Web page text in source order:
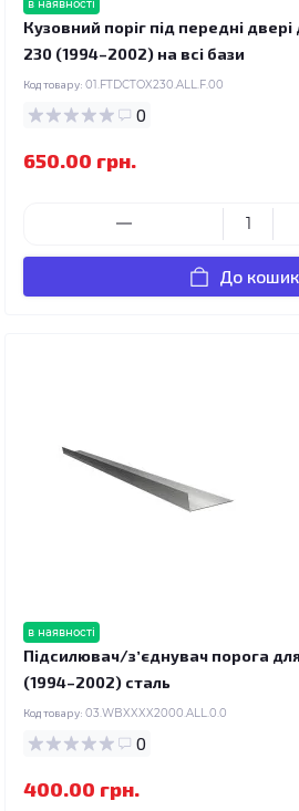
в наявності
Кузовний поріг під передні
230 (1994–2002) на всі бази
Код товару: 01.FTDCTOX230.ALL.F.00
0
650.00 грн.
До
в наявності
Підсилювач/зʼєднувач порога
(1994–2002) сталь
Код товару: 03.WBXXXX2000.ALL.0.0
0
400.00 грн.